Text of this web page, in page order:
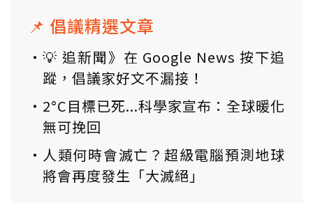
📌 倡議精選文章
💡 追新聞》在 Google News 按下追
蹤，倡議家好文不漏接！
2°C目標已死...科學家宣布：全球暖化
無可挽回
人類何時會滅亡？超級電腦預測地球
將會再度發生「大滅絕」